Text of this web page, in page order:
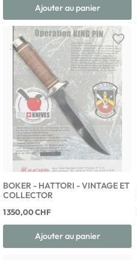
Ajouter au panier
favorite_border
BOKER - HATTORI - VINTAGE ET
COLLECTOR
1 350,00 CHF
Ajouter au panier